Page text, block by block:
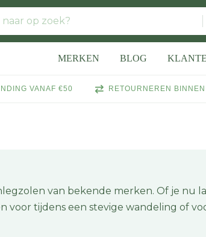
MERKEN BLOG
VANAF €50 RETOURNEREN
van bekende merken. Of je nu
voor tijdens een stevige wandeling of